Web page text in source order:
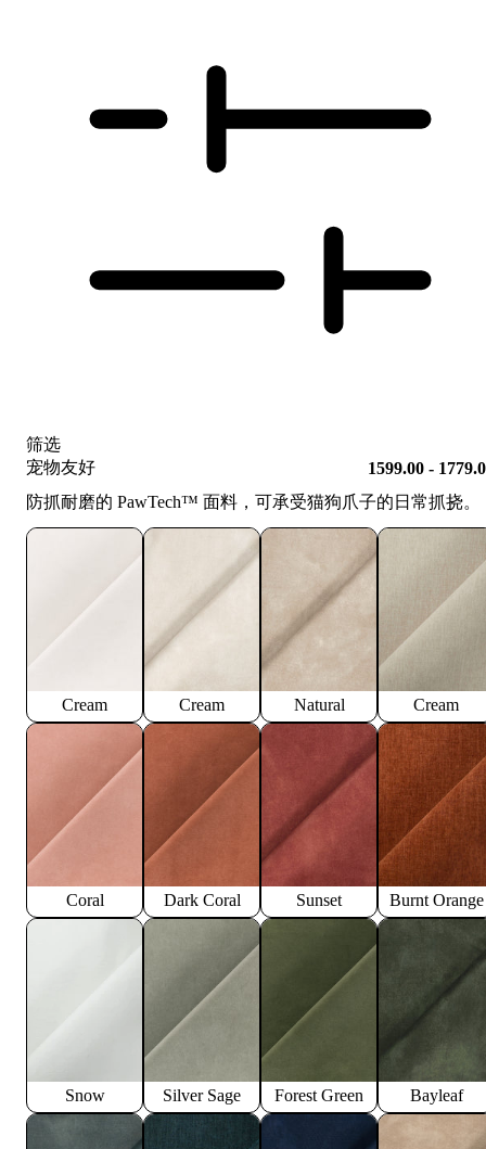
筛选
宠物友好
1599.00 -
防抓耐磨的 PawTech™️ 面料，可承受猫狗爪子的日常抓挠。
Cream Cream Natural Cream
Coral Dark Coral Sunset Burnt Orange
Snow Silver Sage Forest Green Bayleaf